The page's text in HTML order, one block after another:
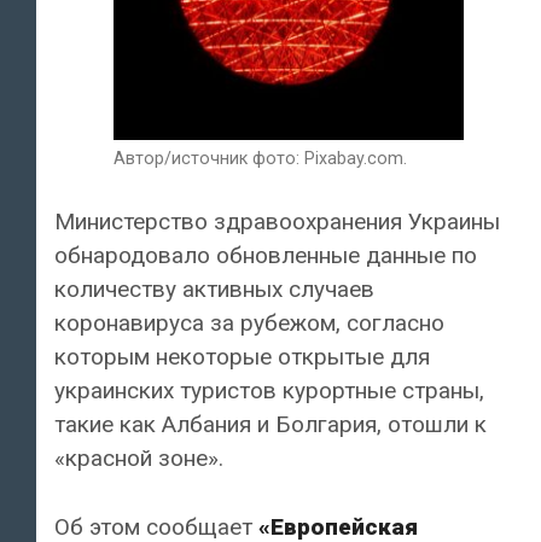
Автор/источник фото: Pixabay.com.
Министерство здравоохранения Украины
обнародовало обновленные данные по
количеству активных случаев
коронавируса за рубежом, согласно
которым некоторые открытые для
украинских туристов курортные страны,
такие как Албания и Болгария, отошли к
«красной зоне».
Об этом сообщает «Европейская